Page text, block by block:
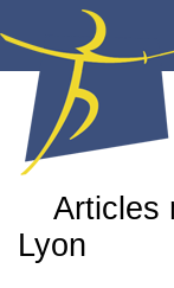
Articles
Lyon